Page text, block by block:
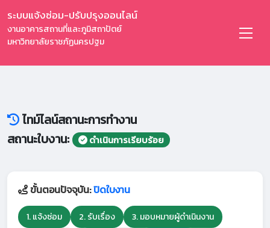
ระบบแจ้งซ่อม-ปรับปรุงออนไลน์
งานอาคารสถานที่และภูมิสถาปัตย์
มหาวิทยาลัยราชภัฏนครปฐม
ไทม์ไลน์สถานะการทำงาน
สถานะใบงาน:
ดำเนินการเรียบร้อย
ขั้นตอนปัจจุบัน:ปิดใบงาน
1. แจ้งซ่อม 2. รับเรื่อง
3. มอบหมายผู้ดำเนินงาน